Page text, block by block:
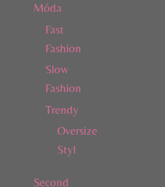
Móda
Fast
Fashion
Slow
Fashion
Trendy
Oversize
Styl
Second